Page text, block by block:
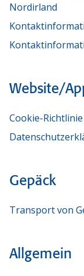
Nordirland
Website/
Cookie-Richtlinie
Gepäck
Transport von
Allgemein